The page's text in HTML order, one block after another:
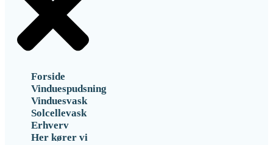
Forside
Vinduespudsning
Vinduesvask
Solcellevask
Erhverv
Her kører vi